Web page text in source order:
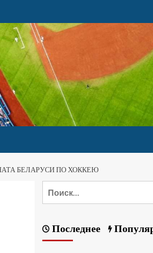
БЕЛАРУСИ ПО ХОККЕЮ
Последнее